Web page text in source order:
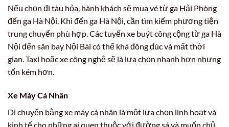
Nếu chọn đi tàu hỏa, hành khách sẽ mua vé từ ga Hải Phòng
đến ga Hà Nội. Khi đến ga Hà Nội, cần tìm kiếm phương tiện
trung chuyển phù hợp. Các tuyến xe buýt công cộng từ ga Hà
Nội đến sân bay Nội Bài có thể khá đông đúc và mất thời
gian. Taxi hoặc xe công nghệ sẽ là lựa chọn nhanh hơn nhưng
tốn kém hơn.
Xe Máy Cá Nhân
Di chuyển bằng xe máy cá nhân là một lựa chọn linh hoạt và
kinh tế cho những ai quen thuộc với đường sá và muốn chủ